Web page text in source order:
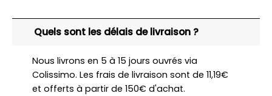
Quels sont les délais de livraison ?
Nous livrons en 5 à 15 jours ouvrés via
Colissimo. Les frais de livraison sont de 11,19€
et offerts à partir de 150€ d'achat.